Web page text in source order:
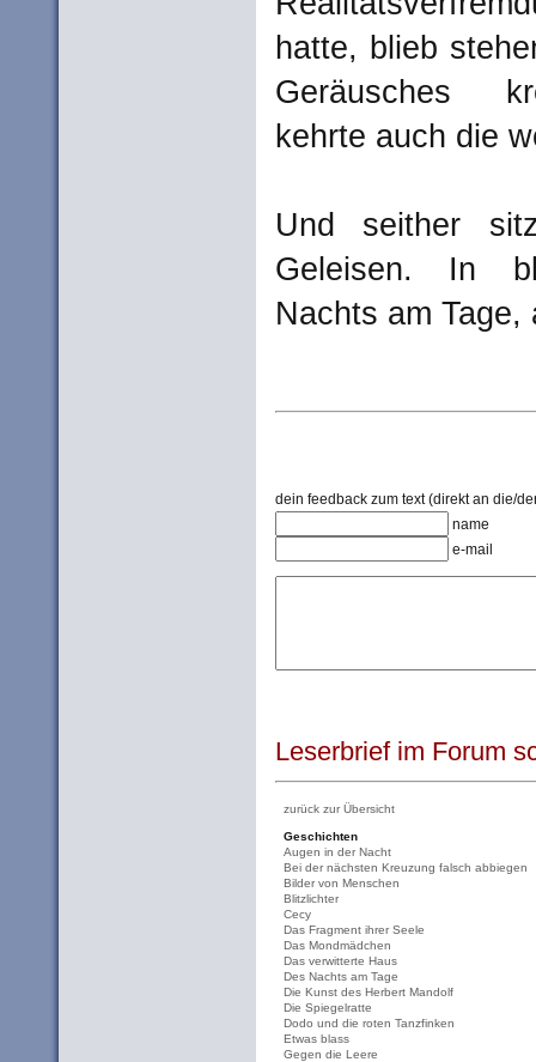
hatte, blieb
Geräusches
kehrte auch die
Und seither
Geleisen. In
Nachts am
dein feedback zum text (direkt an die/
name
e-mail
Leserbrief im Forum
zurück zur Übersicht
Geschichten
Augen in der Nacht
Bei der nächsten Kreuzung falsch abbiegen
Bilder von Menschen
Blitzlichter
Cecy
Das Fragment ihrer Seele
Das Mondmädchen
Das verwitterte Haus
Des Nachts am Tage
Die Kunst des Herbert Mandolf
Die Spiegelratte
Dodo und die roten Tanzfinken
Etwas blass
Gegen die Leere